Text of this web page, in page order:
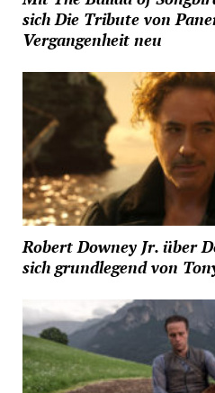
sich Die Tribute von
Vergangenheit neu
Robert Downey Jr. über
sich grundlegend von